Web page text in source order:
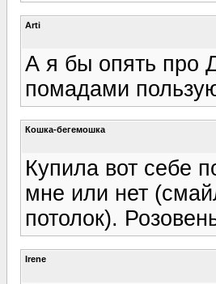
Arti
А я бы опять про
помадами
Кошка-бегемошка
Купила вот себе
мне или нет
потолок).
Irene